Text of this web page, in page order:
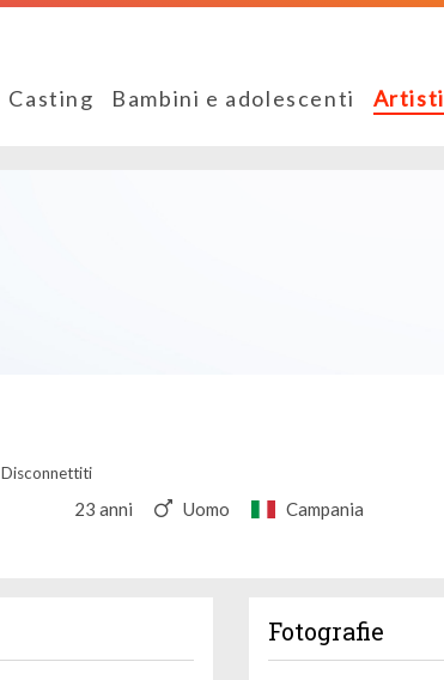
Casting Bambini e adolescenti Artisti
Disconnettiti
23 anni Uomo Campania
Fotografie